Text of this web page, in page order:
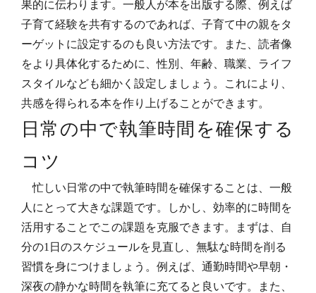
果的に伝わります。一般人が本を出版する際、例えば
子育て経験を共有するのであれば、子育て中の親をタ
ーゲットに設定するのも良い方法です。また、読者像
をより具体化するために、性別、年齢、職業、ライフ
スタイルなども細かく設定しましょう。これにより、
共感を得られる本を作り上げることができます。
日常の中で執筆時間を確保する
コツ
忙しい日常の中で執筆時間を確保することは、一般
人にとって大きな課題です。しかし、効率的に時間を
活用することでこの課題を克服できます。まずは、自
分の1日のスケジュールを見直し、無駄な時間を削る
習慣を身につけましょう。例えば、通勤時間や早朝・
深夜の静かな時間を執筆に充てると良いです。また、